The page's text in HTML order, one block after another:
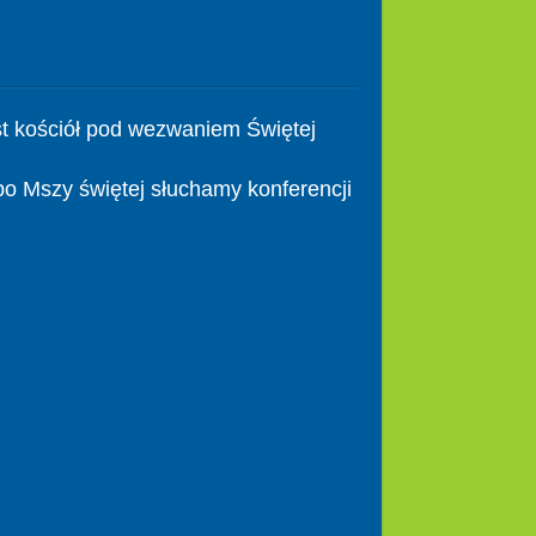
pod wezwaniem Świętej
Mszy świętej słuchamy konferencji